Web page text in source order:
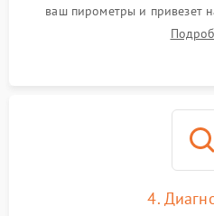
ваш пирометры и привезет
4.